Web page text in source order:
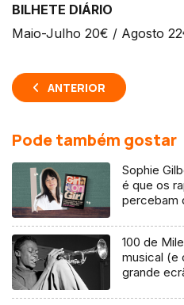
BILHETE DIÁRIO
Maio-Julho 20€ / Agosto
ANTERIOR
Pode também gostar
Sophie
é que os
percebam
100 de
musical (e
grande